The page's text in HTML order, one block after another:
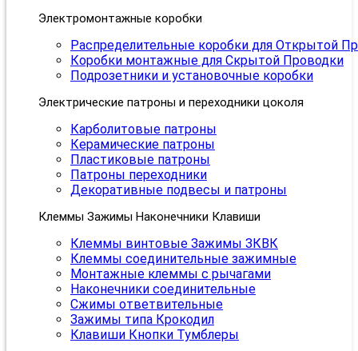
Электромонтажные коробки
Распределительные коробки для Открытой
Коробки монтажные для Скрытой Проводки
Подрозетники и установочные коробки
Электрические патроны и переходники цоколя
Карболитовые патроны
Керамические патроны
Пластиковые патроны
Патроны переходники
Декоративные подвесы и патроны
Клеммы Зажимы Наконечники Клавиши
Клеммы винтовые Зажимы ЗКВК
Клеммы соединительные зажимные
Монтажные клеммы с рычагами
Наконечники соединительные
Сжимы ответвительные
Зажимы типа Крокодил
Клавиши Кнопки Тумблеры